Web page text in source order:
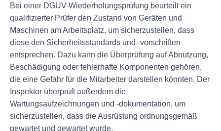
Bei einer DGUV-Wiederholungsprüfung beurteilt ein
qualifizierter Prüfer den Zustand von Geräten und
Maschinen am Arbeitsplatz, um sicherzustellen, dass
diese den Sicherheitsstandards und -vorschriften
entsprechen. Dazu kann die Überprüfung auf Abnutzung,
Beschädigung oder fehlerhafte Komponenten gehören,
die eine Gefahr für die Mitarbeiter darstellen könnten. Der
Inspektor überprüft außerdem die
Wartungsaufzeichnungen und -dokumentation, um
sicherzustellen, dass die Ausrüstung ordnungsgemäß
gewartet und gewartet wurde.